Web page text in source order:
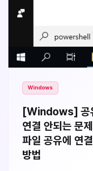
Windows
[Windows] 공
연결 안되는 문
파일 공유에 연
방법